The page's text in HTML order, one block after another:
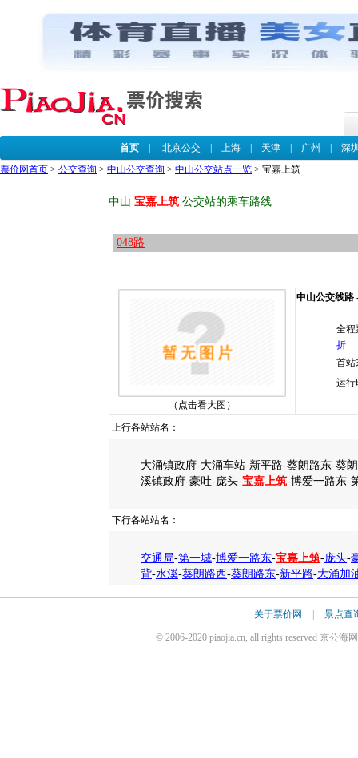
首页| 北京公交| 上海| 天津| 广州
深
票价网首页 > 公交查询 > 中山公交查询 > 中山公交站点一览 > 宝嘉上筑
中山 宝嘉上筑 公交站的乘车路线
048路
（点击看大图）
中山公交线路
全程
折
首站
运行
上行各站站名：
大涌镇政府-大涌车站-新平路-葵朗路东-葵
溪镇政府-豪吐-庞头-宝嘉上筑-博爱一路东-
下行各站站名：
交通局-第一城-博爱一路东-宝嘉上筑-庞头-
背-水溪-葵朗路西-葵朗路东-新平路-大涌加
关于票价网 景点查
© 2006-2020 piaojia.cn, all rights reserved 京公海